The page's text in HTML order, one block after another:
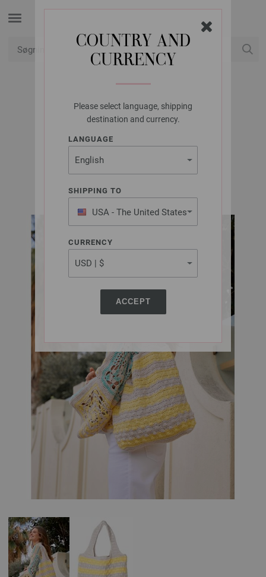
COUNTRY AND
CURRENCY
Please select language, shipping
destination and currency.
LANGUAGE
SHIPPING TO
USA - The United States
of America
CURRENCY
ACCEPT
LANA GROSSA
BAG COTONELLA
FILATI Häkeln No. 9 | Model 13